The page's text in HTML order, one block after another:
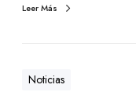
Leer Más
Noticias